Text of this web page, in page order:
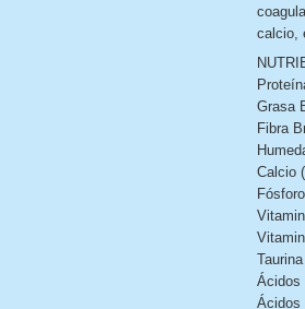
calcio,
Grasa
Fibra
Calcio
Ácidos
Ácidos